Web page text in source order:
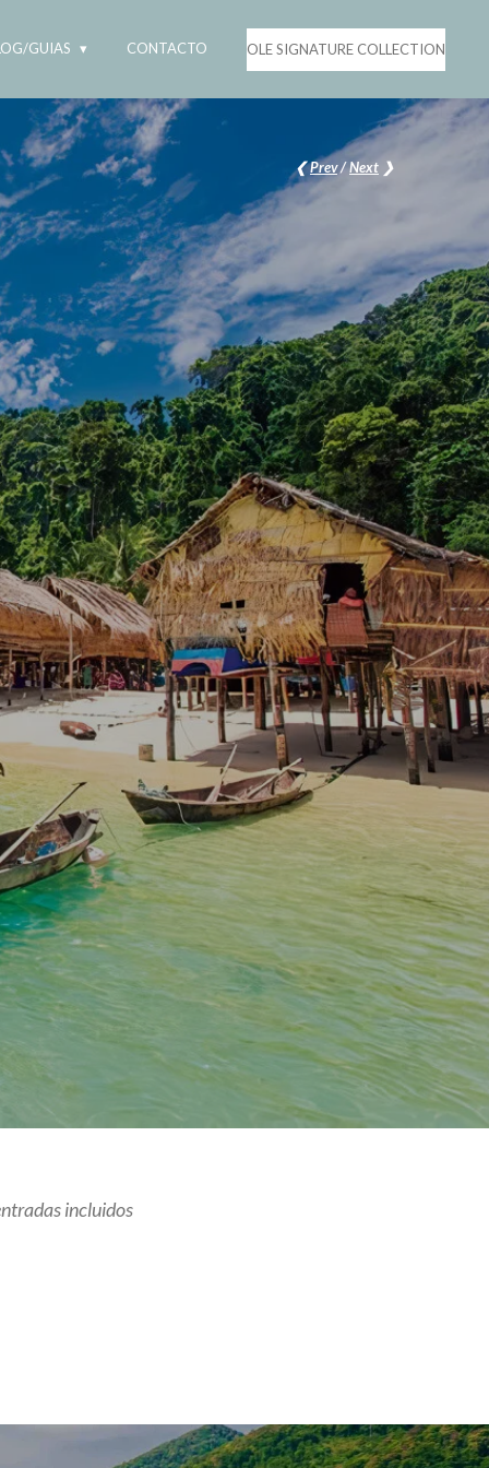
GUIAS CONTACTO OLE SIGNATURE COLLECTION
❮Prev/Next ❯
incluidos